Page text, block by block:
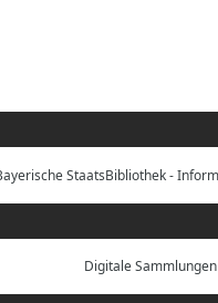
Digitale Sammlungen